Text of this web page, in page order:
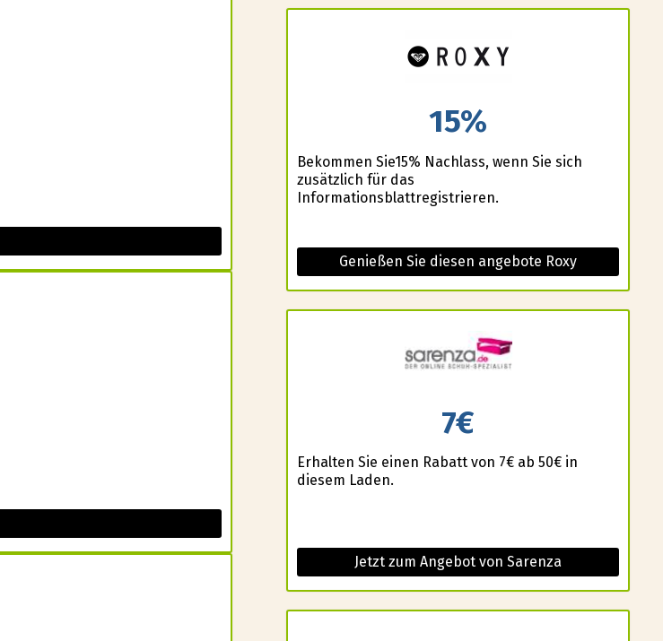
15%
Bekommen Sie15% Nachlass, wenn Sie sich
zusätzlich für das
Informationsblattregistrieren.
Genießen Sie diesen angebote Roxy
7€
Erhalten Sie einen Rabatt von 7€ ab 50€ in
diesem Laden.
Jetzt zum Angebot von Sarenza